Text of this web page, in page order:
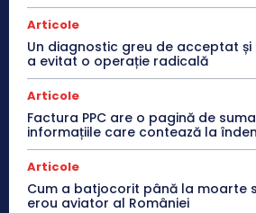
Articole
Un diagnostic greu de acceptat
a evitat o operație radicală
Articole
Factura PPC are o pagină de
informațiile care contează la
Articole
Cum a batjocorit până la moarte
erou aviator al României